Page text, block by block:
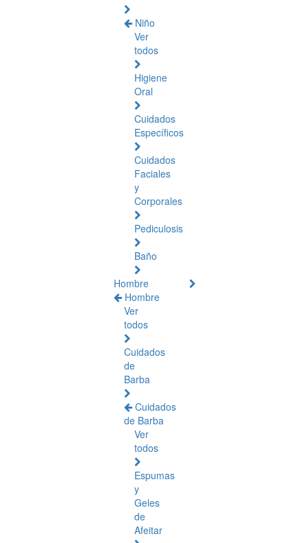
Niño
Ver
todos
Higiene
Oral
Cuidados
Específicos
Cuidados
Faciales
y
Corporales
Pediculosis
Baño
Hombre
Hombre
Ver
todos
Cuidados
de
Barba
Cuidados
de Barba
Ver
todos
Espumas
y
Geles
de
Afeitar